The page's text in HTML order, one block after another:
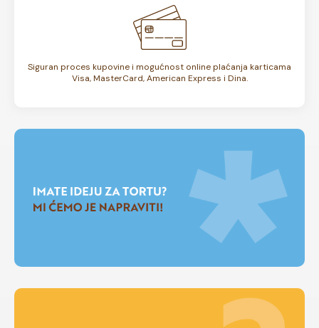
Siguran proces kupovine i mogućnost online plaćanja karticama
Visa, MasterCard, American Express i Dina.